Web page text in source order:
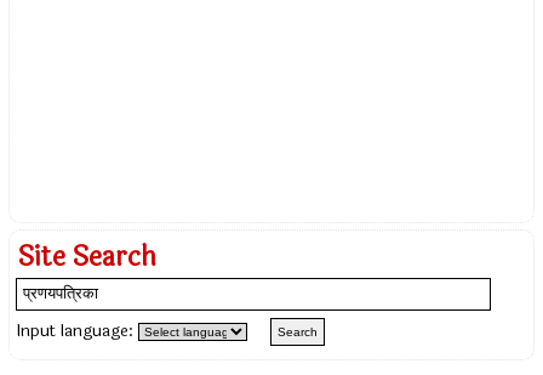
Site Search
Input language: